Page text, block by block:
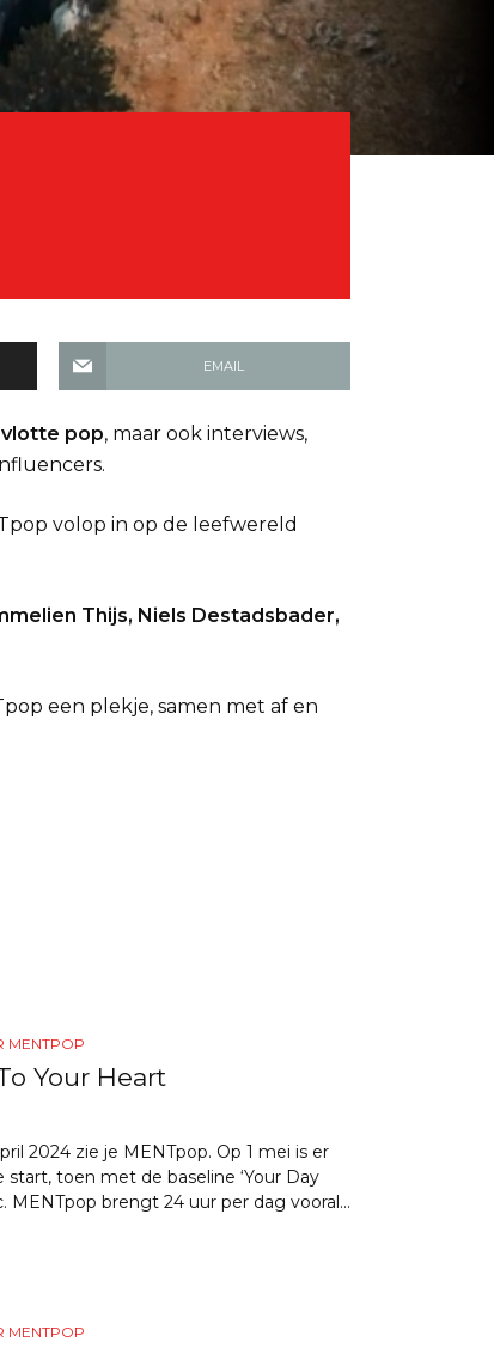
EMAIL
pop, maar ook interviews,
volop in op de leefwereld
Thijs, Niels Destadsbader,
een plekje, samen met af en
MENTPOP
Your Heart
2024 zie je MENTpop. Op 1 mei is er
start, toen met de baseline ‘Your Day
MENTpop brengt 24 uur per dag vooral...
MENTPOP